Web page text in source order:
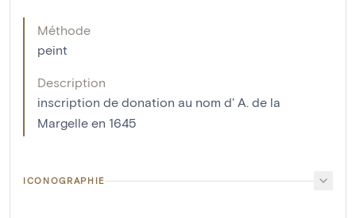
Méthode
peint
Description
inscription de donation au nom d' A. de la
Margelle en 1645
ICONOGRAPHIE